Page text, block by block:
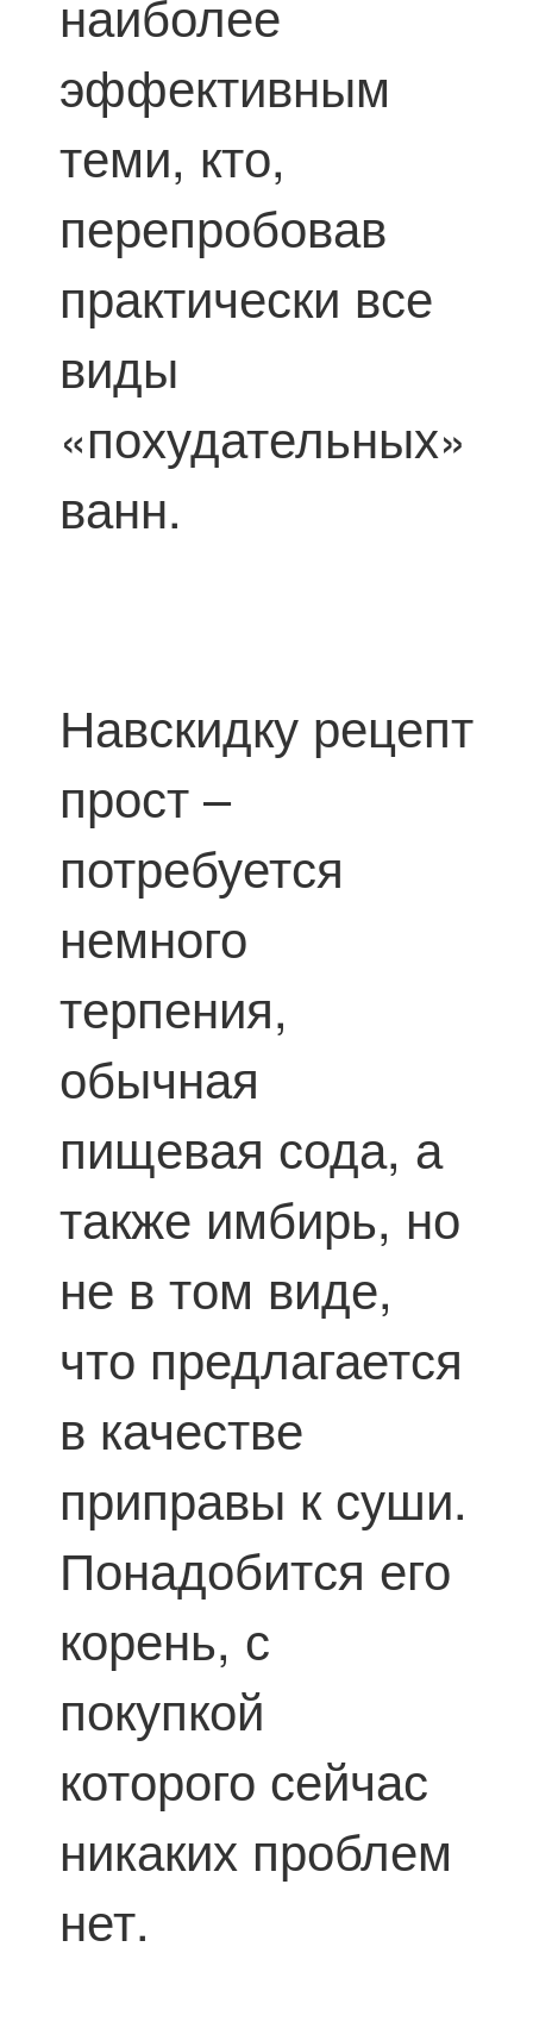
наиболее
эффективным
теми, кто,
перепробовав
практически все
виды
«похудательных»
ванн.
Навскидку рецепт
прост –
потребуется
немного
терпения,
обычная
пищевая сода, а
также имбирь, но
не в том виде,
что предлагается
в качестве
приправы к суши.
Понадобится его
корень, с
покупкой
которого сейчас
никаких проблем
нет.